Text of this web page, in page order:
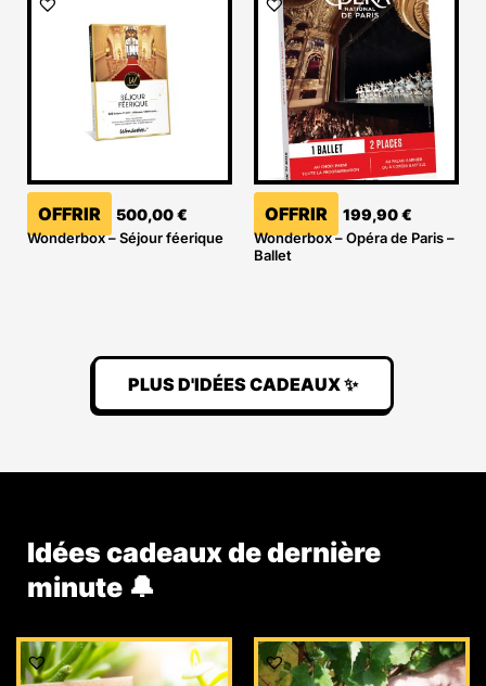
OFFRIR 500,00€
Wonderbox – Séjour féerique
OFFRIR 199,90€
Wonderbox – Opéra de Paris –
Ballet
PLUS D'IDÉES CADEAUX ✨
Idées cadeaux de dernière
minute 🔔